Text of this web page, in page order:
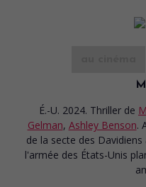
É.-U. 2024. Thriller de
Gelman, Ashley Benson.
de la secte des
l'armée des États-Unis